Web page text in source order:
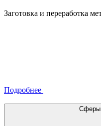
Заготовка и переработка
Подробнее
Сферы